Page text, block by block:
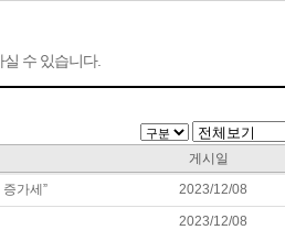
수 있습니다.
게시일
가세”
2023/12/08
2023/12/08